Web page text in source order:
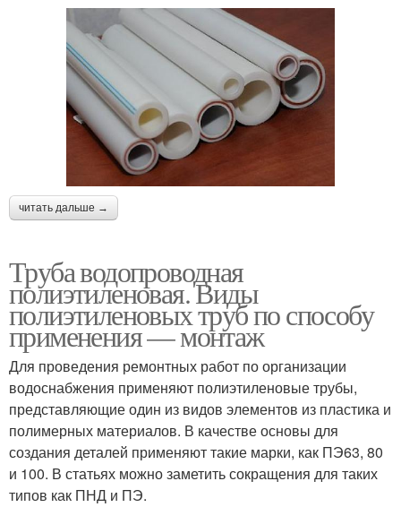
читать дальше →
Труба водопроводная
полиэтиленовая. Виды
полиэтиленовых труб по способу
применения — монтаж
Для проведения ремонтных работ по организации
водоснабжения применяют полиэтиленовые трубы,
представляющие один из видов элементов из пластика и
полимерных материалов. В качестве основы для
создания деталей применяют такие марки, как ПЭ63, 80
и 100. В статьях можно заметить сокращения для таких
типов как ПНД и ПЭ.